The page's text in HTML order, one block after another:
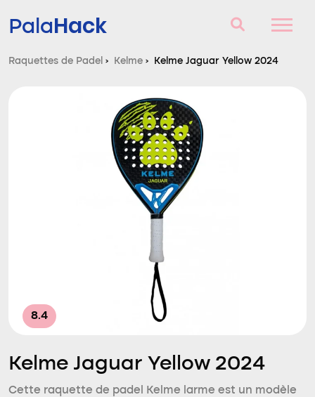
PalaHack
Questions et réponses
Comparateur
Raquettes de Padel › Kelme › Kelme Jaguar Yellow 2024
8.4
Kelme Jaguar Yellow 2024
Cette raquette de padel Kelme larme est un modèle